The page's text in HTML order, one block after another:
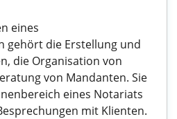
eines
gehört die Erstellung und
die Organisation von
von Mandanten. Sie
eines Notariats
mit Klienten.